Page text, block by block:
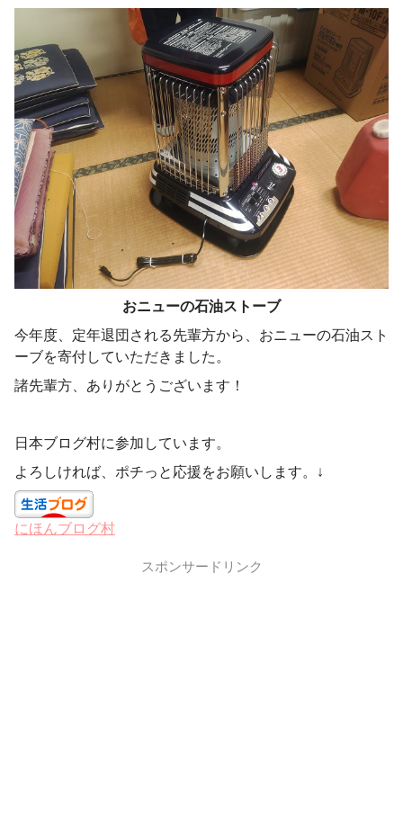
おニューの石油ストーブ
今年度、定年退団される先輩方から、おニューの石油スト
ーブを寄付していただきました。
諸先輩方、ありがとうございます！
日本ブログ村に参加しています。
よろしければ、ポチっと応援をお願いします。↓
にほんブログ村
スポンサードリンク